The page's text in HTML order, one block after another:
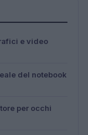
e video
del notebook
per occhi